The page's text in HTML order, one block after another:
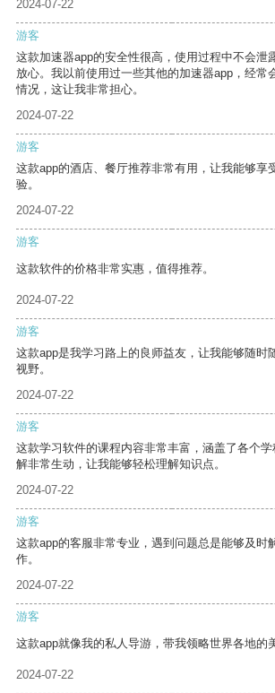
2024-07-22
游客
这款加速器app的安全性很高，使用过程中不会泄
放心。我以前使用过一些其他的加速器app，经常
情况，这让我非常担心。
2024-07-22
游客
这款app的酒店、餐厅推荐非常有用，让我能够享
验。
2024-07-22
游客
这款软件的价格非常实惠，值得推荐。
2024-07-22
游客
这款app是我学习路上的良师益友，让我能够随时
视野。
2024-07-22
游客
这款学习软件的课程内容非常丰富，涵盖了各个
解非常生动，让我能够轻松理解知识点。
2024-07-22
游客
这款app的客服非常专业，遇到问题总是能够及时
作。
2024-07-22
游客
这款app就像我的私人导游，带我领略世界各地的
2024-07-22